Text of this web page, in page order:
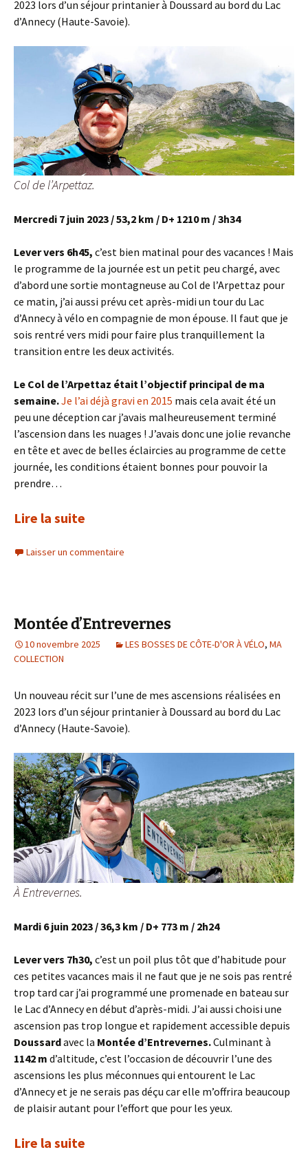
2023 lors d’un séjour printanier à Doussard au bord du Lac
d’Annecy (Haute-Savoie).
Col de l’Arpettaz.
Mercredi 7 juin 2023 / 53,2 km / D+ 1210 m / 3h34
Lever vers 6h45, c’est bien matinal pour des vacances ! Mais
le programme de la journée est un petit peu chargé, avec
d’abord une sortie montagneuse au Col de l’Arpettaz pour
ce matin, j’ai aussi prévu cet après-midi un tour du Lac
d’Annecy à vélo en compagnie de mon épouse. Il faut que je
sois rentré vers midi pour faire plus tranquillement la
transition entre les deux activités.
Le Col de l’Arpettaz était l’objectif principal de ma
semaine.Je l’ai déjà gravi en 2015 mais cela avait été un
peu une déception car j’avais malheureusement terminé
l’ascension dans les nuages ! J’avais donc une jolie revanche
en tête et avec de belles éclaircies au programme de cette
journée, les conditions étaient bonnes pour pouvoir la
prendre…
Lire la suite
Laisser un commentaire
Montée d’Entrevernes
10 novembre 2025 LES BOSSES DE CÔTE-D'OR À VÉLO, MA
COLLECTION
Un nouveau récit sur l’une de mes ascensions réalisées en
2023 lors d’un séjour printanier à Doussard au bord du Lac
d’Annecy (Haute-Savoie).
À Entrevernes.
Mardi 6 juin 2023 / 36,3 km / D+ 773 m / 2h24
Lever vers 7h30, c’est un poil plus tôt que d’habitude pour
ces petites vacances mais il ne faut que je ne sois pas rentré
trop tard car j’ai programmé une promenade en bateau sur
le Lac d’Annecy en début d’après-midi. J’ai aussi choisi une
ascension pas trop longue et rapidement accessible depuis
Doussardavec la Montée d’Entrevernes.Culminant à
1142 m d’altitude, c’est l’occasion de découvrir l’une des
ascensions les plus méconnues qui entourent le Lac
d’Annecy et je ne serais pas déçu car elle m’offrira beaucoup
de plaisir autant pour l’effort que pour les yeux.
Lire la suite